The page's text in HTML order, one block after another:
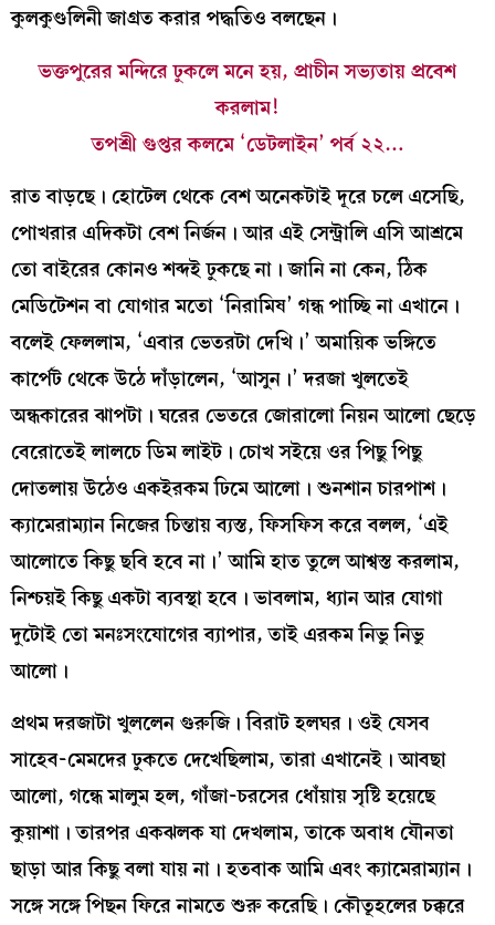
কুলকুণ্ডলিনী জাগ্রত করার পদ্ধতিও বলছেন।
ভক্তপুরের মন্দিরে ঢুকলে মনে হয়, প্রাচীন সভ্যতায় প্রবেশ
করলাম!
তপশ্রী গুপ্তর কলমে ‘ডেটলাইন’ পর্ব ২২…
রাত বাড়ছে। হোটেল থেকে বেশ অনেকটাই দূরে চলে এসেছি,
পোখরার এদিকটা বেশ নির্জন। আর এই সেন্ট্রালি এসি আশ্রমে
তো বাইরের কোনও শব্দই ঢুকছে না। জানি না কেন, ঠিক
মেডিটেশন বা যোগার মতো ‘নিরামিষ’ গন্ধ পাচ্ছি না এখানে।
বলেই ফেললাম, ‘এবার ভেতরটা দেখি।’ অমায়িক ভঙ্গিতে
কার্পেট থেকে উঠে দাঁড়ালেন, ‘আসুন।’ দরজা খুলতেই
অন্ধকারের ঝাপটা। ঘরের ভেতরে জোরালো নিয়ন আলো ছেড়ে
বেরোতেই লালচে ডিম লাইট। চোখ সইয়ে ওর পিছু পিছু
দোতলায় উঠেও একইরকম ঢিমে আলো। শুনশান চারপাশ।
ক্যামেরাম্যান নিজের চিন্তায় ব্যস্ত, ফিসফিস করে বলল, ‘এই
আলোতে কিছু ছবি হবে না।’ আমি হাত তুলে আশ্বস্ত করলাম,
নিশ্চয়ই কিছু একটা ব্যবস্থা হবে। ভাবলাম, ধ্যান আর যোগা
দুটোই তো মনঃসংযোগের ব্যাপার, তাই এরকম নিভু নিভু
আলো।
প্রথম দরজাটা খুললেন গুরুজি। বিরাট হলঘর। ওই যেসব
সাহেব-মেমদের ঢুকতে দেখেছিলাম, তারা এখানেই। আবছা
আলো, গন্ধে মালুম হল, গাঁজা-চরসের ধোঁয়ায় সৃষ্টি হয়েছে
কুয়াশা। তারপর একঝলক যা দেখলাম, তাকে অবাধ যৌনতা
ছাড়া আর কিছু বলা যায় না। হতবাক আমি এবং ক্যামেরাম্যান।
সঙ্গে সঙ্গে পিছন ফিরে নামতে শুরু করেছি। কৌতূহলের চক্করে